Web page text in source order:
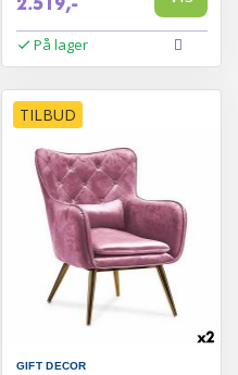
På lager
TILBUD
GIFT DECOR